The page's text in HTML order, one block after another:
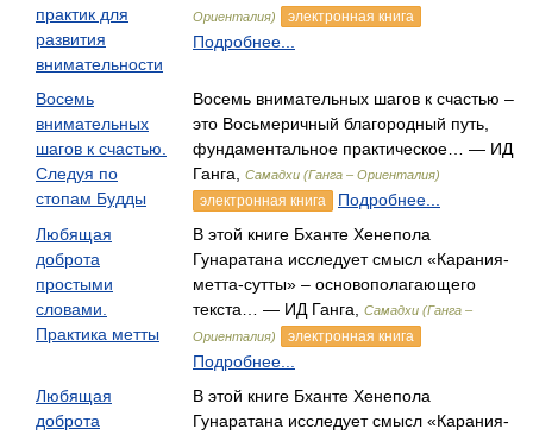
практик для
развития
внимательности
Ориенталия)
электронная книга
Подробнее...
Восемь
внимательных
шагов к счастью.
Следуя по
стопам Будды
Восемь внимательных шагов к счастью –
это Восьмеричный благородный путь,
фундаментальное практическое… — ИД
Ганга,
Самадхи (Ганга – Ориенталия)
электронная книга
Подробнее...
Любящая
доброта
простыми
словами.
Практика метты
В этой книге Бханте Хенепола
Гунаратана исследует смысл «Карания-
метта-сутты» – основополагающего
текста… — ИД Ганга,
Самадхи (Ганга –
Ориенталия)
электронная книга
Подробнее...
Любящая
доброта
В этой книге Бханте Хенепола
Гунаратана исследует смысл «Карания-